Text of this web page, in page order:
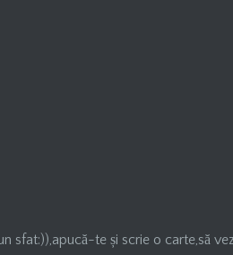
sfat:)),apucă-te și scrie o carte,să